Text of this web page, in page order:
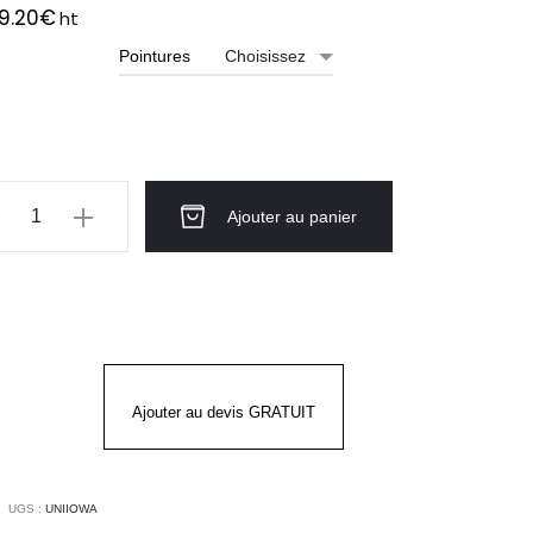
€ht
Pointures
Ajouter au panier
Ajouter au devis GRATUIT
UGS : UNIIOWA